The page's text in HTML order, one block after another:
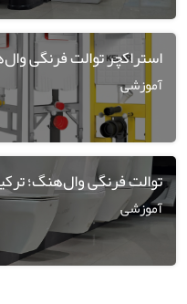
استراکچر توالت فرنگی
آموزشی
توالت فرنگی وال‌هنگ؛
آموزشی